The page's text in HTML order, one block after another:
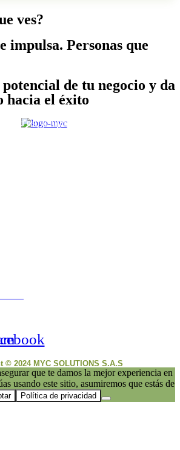
ves?
impulsa. Personas que
de tu negocio y da
hacia el éxito
para estructurar y potencializar proyectos
© 2024 MYC SOLUTIONS S.A.S
que te damos la mejor experiencia en
usando este sitio, asumiremos que estás de
Política de privacidad